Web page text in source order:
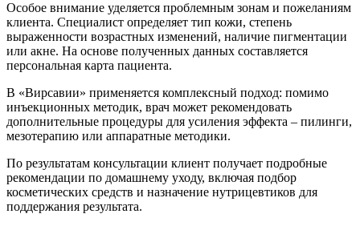
Особое внимание уделяется проблемным зонам и пожеланиям
клиента. Специалист определяет тип кожи, степень
выраженности возрастных изменений, наличие пигментации
или акне. На основе полученных данных составляется
персональная карта пациента.
В «Вирсавии» применяется комплексный подход: помимо
инъекционных методик, врач может рекомендовать
дополнительные процедуры для усиления эффекта – пилинги,
мезотерапию или аппаратные методики.
По результатам консультации клиент получает подробные
рекомендации по домашнему уходу, включая подбор
косметических средств и назначение нутрицевтиков для
поддержания результата.